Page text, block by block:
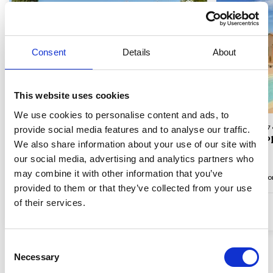
Consent Details About
This website uses cookies
We use cookies to personalise content and ads, to
provide social media features and to analyse our traffic.
We also share information about your use of our site with
our social media, advertising and analytics partners who
may combine it with other information that you’ve
provided to them or that they’ve collected from your use
of their services.
Selection
Necessary
Hus-ID 83851 • Fayence
I gangavstand fra Fayence
Opp til 8 personer 4 soverom 3 baderom
Hus-ID 83357
Utsikt i
Opp til 8